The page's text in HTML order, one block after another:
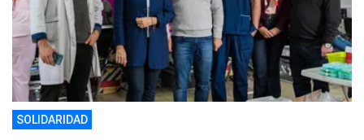
SOLIDARIDAD